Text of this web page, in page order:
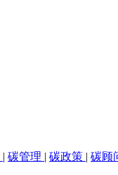
| 碳管理 | 碳政策 | 碳顾